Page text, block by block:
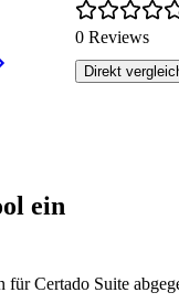
0 Reviews
Direkt
ein
für Certado Suite